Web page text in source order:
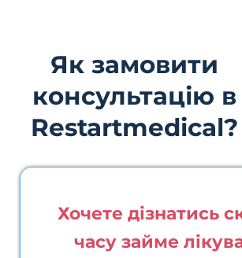
Як замовити
консультацію в
Restartmedical?
Хочете дізнатись
часу займе